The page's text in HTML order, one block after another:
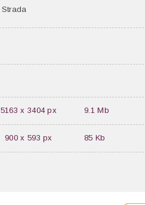
Strada
5163 x 3404 px 9.1 Mb
900 x 593 px 85 Kb